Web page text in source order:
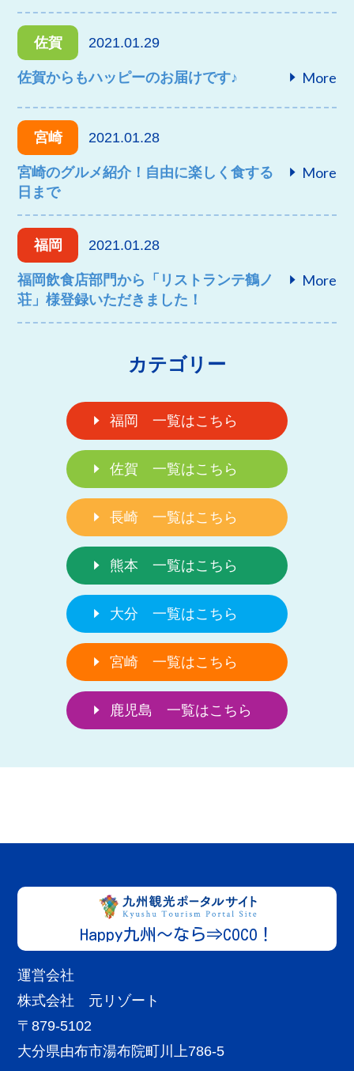
佐賀 2021.01.29
佐賀からもハッピーのお届けです♪ More
宮崎 2021.01.28
宮崎のグルメ紹介！自由に楽しく食する
日まで
More
福岡 2021.01.28
福岡飲食店部門から「リストランテ鶴ノ
荘」様登録いただきました！
More
カテゴリー
福岡 一覧はこちら
佐賀 一覧はこちら
長崎 一覧はこちら
熊本 一覧はこちら
大分 一覧はこちら
宮崎 一覧はこちら
鹿児島 一覧はこちら
Happy九州～なら⇒COCO！
運営会社
株式会社 元リゾート
〒879-5102
大分県由布市湯布院町川上786-5